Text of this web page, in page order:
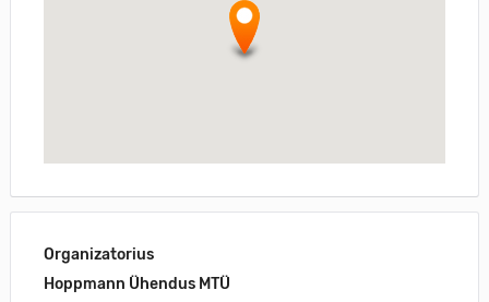
Organizatorius
Hoppmann Ühendus MTÜ